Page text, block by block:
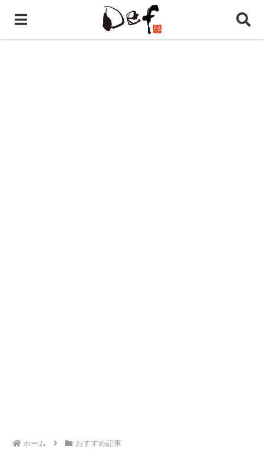
ホーム おすすめ記事